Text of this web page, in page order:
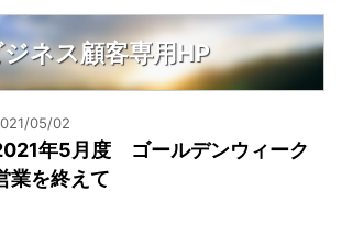
ジネス顧客専用HP
05/02
年5月度 ゴールデンウィーク
業を終えて